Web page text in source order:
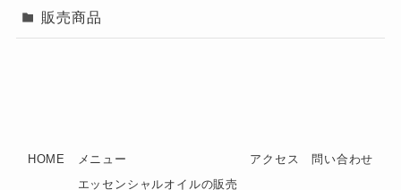
販売商品
HOME
メニュー
エッセンシャルオイルの販売
アクセス 問い合わせ